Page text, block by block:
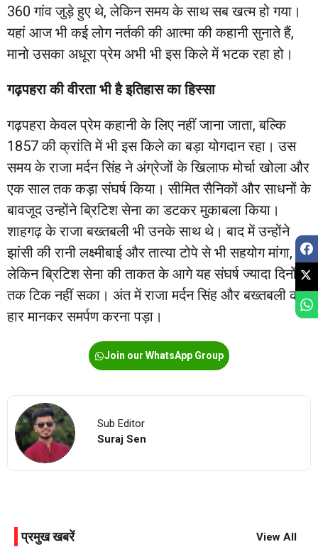
360 गांव जुड़े हुए थे, लेकिन समय के साथ सब खत्म हो गया।
यहां आज भी कई लोग नर्तकी की आत्मा की कहानी सुनाते हैं,
मानो उसका अधूरा प्रेम अभी भी इस किले में भटक रहा हो।
गढ़पहरा की वीरता भी है इतिहास का हिस्सा
गढ़पहरा केवल प्रेम कहानी के लिए नहीं जाना जाता, बल्कि
1857 की क्रांति में भी इस किले का बड़ा योगदान रहा। उस
समय के राजा मर्दन सिंह ने अंग्रेजों के खिलाफ मोर्चा खोला और
एक साल तक कड़ा संघर्ष किया। सीमित सैनिकों और साधनों के
बावजूद उन्होंने ब्रिटिश सेना का डटकर मुकाबला किया।
शाहगढ़ के राजा बख्तबली भी उनके साथ थे। बाद में उन्होंने
झांसी की रानी लक्ष्मीबाई और तात्या टोपे से भी सहयोग मांगा,
लेकिन ब्रिटिश सेना की ताकत के आगे यह संघर्ष ज्यादा दिनों
तक टिक नहीं सका। अंत में राजा मर्दन सिंह और बख्तबली को
हार मानकर समर्पण करना पड़ा।
Join our WhatsApp Group
Sub Editor
Suraj Sen
प्रमुख खबरें View All